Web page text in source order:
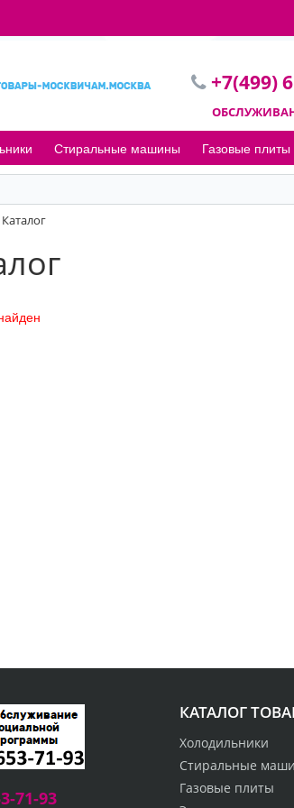
+7(499)
Стиральные машины Газовые плиты
Каталог
КАТАЛОГ
Холодильники
Стиральные
Газовые плиты
71-93